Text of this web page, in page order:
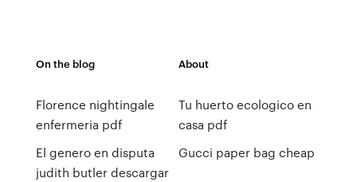
On the blog
Florence nightingale
enfermeria pdf
El genero en disputa
judith butler descargar
About
Tu huerto ecologico en
casa pdf
Gucci paper bag cheap